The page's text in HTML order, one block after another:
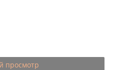
просмотр